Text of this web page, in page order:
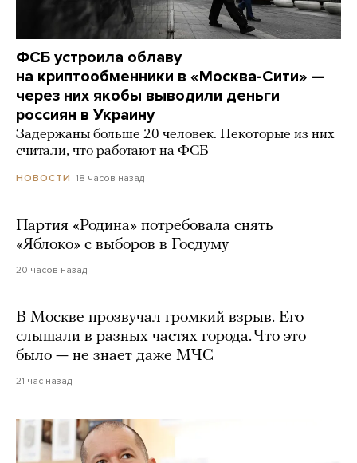
ФСБ устроила облаву
на криптообменники в «Москва-Сити» —
через них якобы выводили деньги
россиян в Украину
Задержаны больше 20 человек. Некоторые из них
считали, что работают на ФСБ
НОВОСТИ 18 часов назад
Партия «Родина» потребовала снять
«Яблоко» с выборов в Госдуму
20 часов назад
В Москве прозвучал громкий взрыв. Его
слышали в разных частях города. Что это
было — не знает даже МЧС
21 час назад